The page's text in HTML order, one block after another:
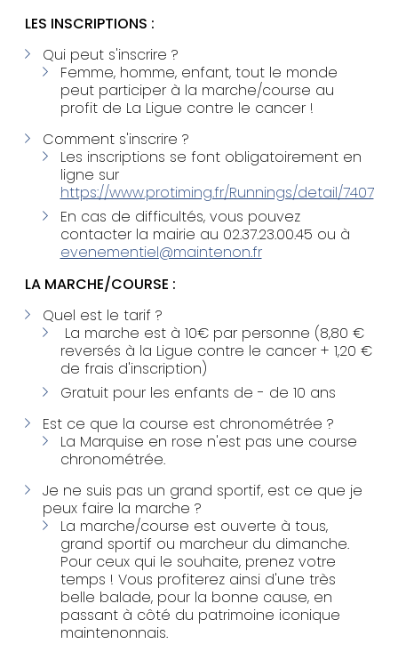
LES INSCRIPTIONS :
Qui peut s'inscrire ?
Femme, homme, enfant, tout le monde
peut participer à la marche/course au
profit de La Ligue contre le cancer !
Comment s'inscrire ?
Les inscriptions se font obligatoirement en
ligne sur
https://www.protiming.fr/Runnings/detail/7407
En cas de difficultés, vous pouvez
contacter la mairie au 02.37.23.00.45 ou à
evenementiel@maintenon.fr
LA MARCHE/COURSE :
Quel est le tarif ?
La marche est à 10€ par personne (8,80 €
reversés à la Ligue contre le cancer + 1,20 €
de frais d'inscription)
Gratuit pour les enfants de - de 10 ans
Est ce que la course est chronométrée ?
La Marquise en rose n'est pas une course
chronométrée.
Je ne suis pas un grand sportif, est ce que je
peux faire la marche ?
La marche/course est ouverte à tous,
grand sportif ou marcheur du dimanche.
Pour ceux qui le souhaite, prenez votre
temps ! Vous profiterez ainsi d'une très
belle balade, pour la bonne cause, en
passant à côté du patrimoine iconique
maintenonnais.